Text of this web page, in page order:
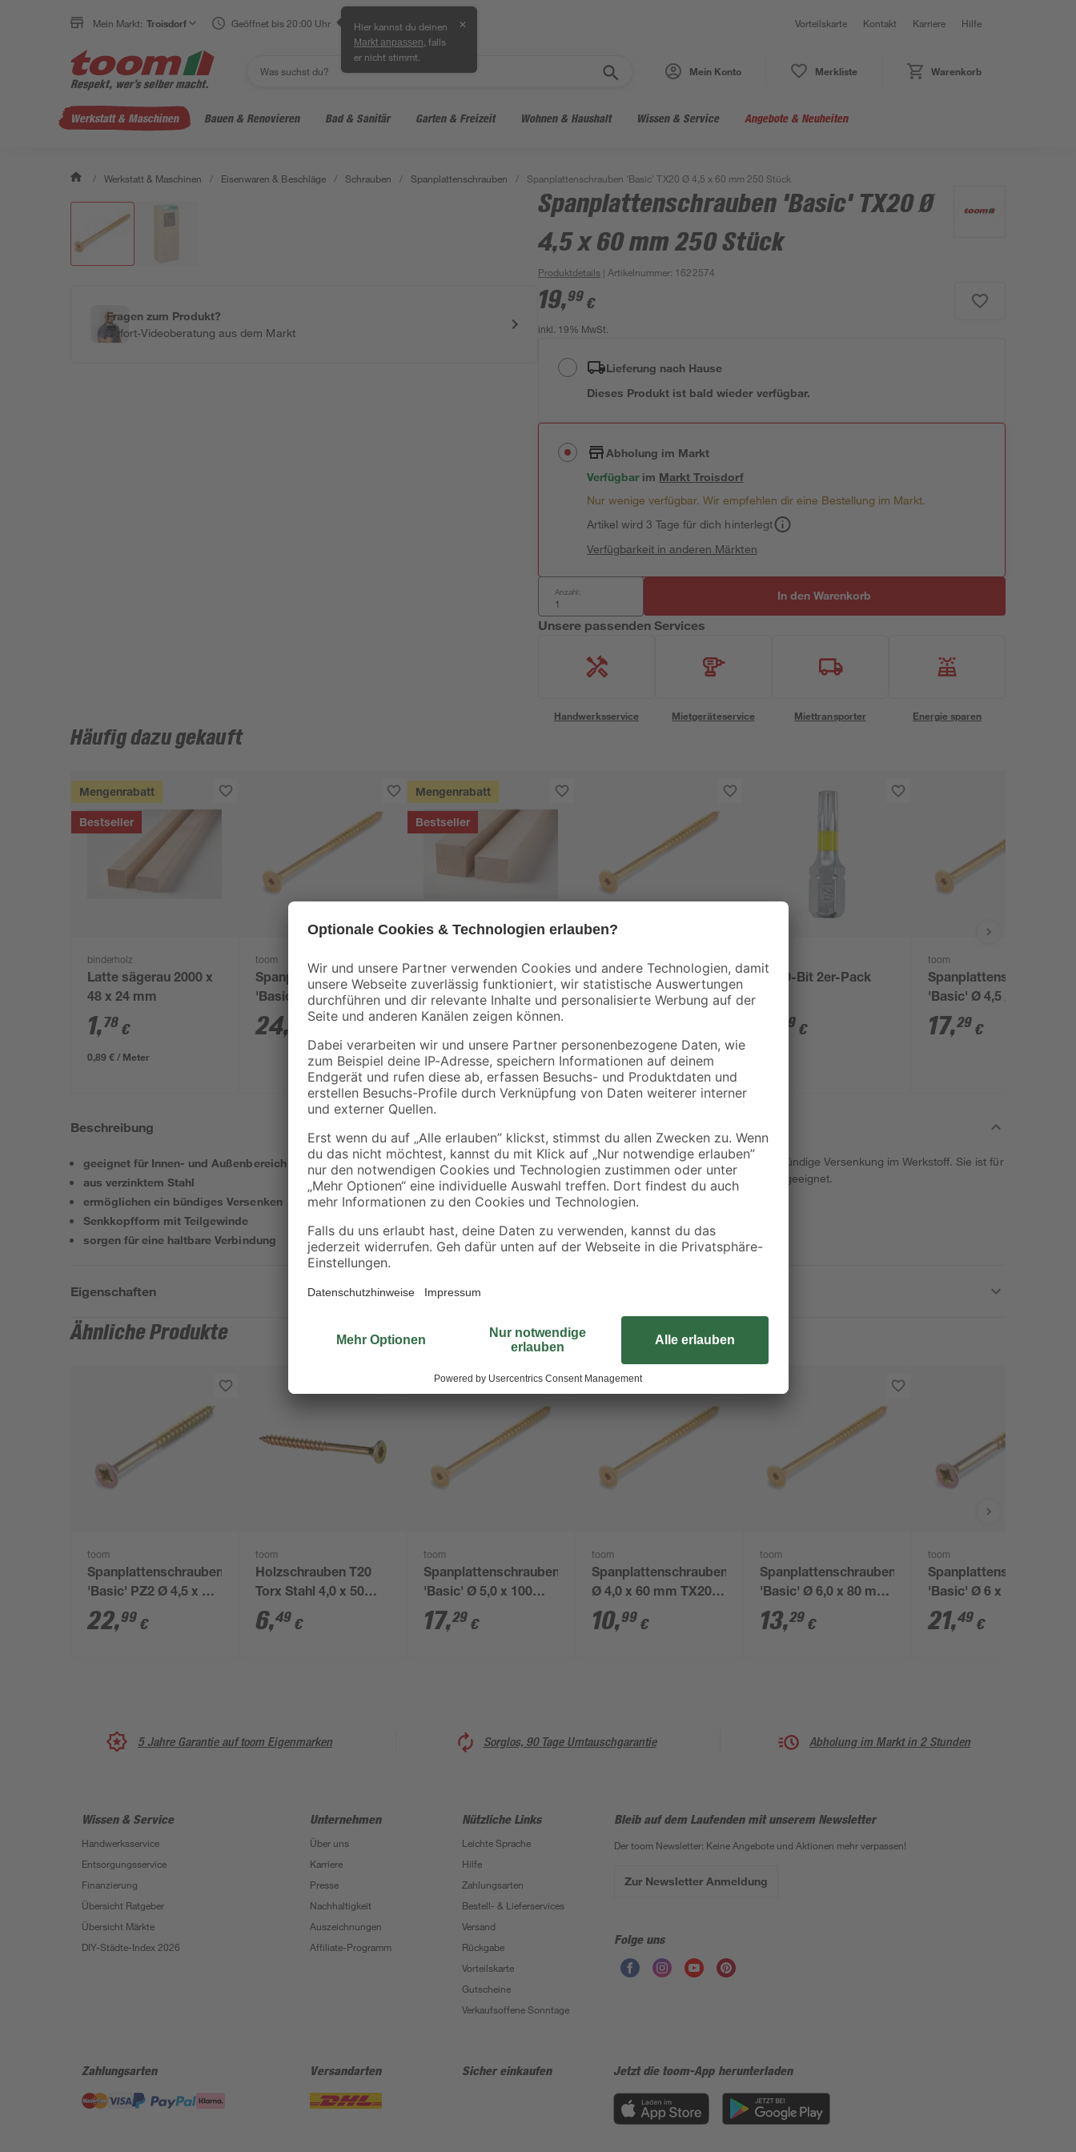
Mein Markt: Troisdorf Geöffnet bis 20:00 Uhr Hier kannst du deinen
Markt anpassen , falls
er nicht stimmt.
✕ Vorteilskarte Kontakt Karriere Hilfe
Mein Konto Merkliste Warenkorb
Werkstatt & Maschinen Bauen & Renovieren Bad & Sanitär Garten & Freizeit Wohnen & Haushalt Wissen & Service Angebote & Neuheiten
/ Werkstatt & Maschinen / Eisenwaren & Beschläge / Schrauben / Spanplattenschrauben / Spanplattenschrauben 'Basic' TX20 Ø 4,5 x 60 mm 250 Stück
Fragen zum Produkt?
Sofort-Videoberatung aus dem Markt
Spanplattenschrauben 'Basic' TX20 Ø
4,5 x 60 mm 250 Stück
Produktdetails | Artikelnummer: 1622574
19,99 €
inkl. 19% MwSt.
Lieferung nach Hause
Dieses Produkt ist bald wieder verfügbar.
Abholung im Markt
Verfügbar im MarktTroisdorf
Nur wenige verfügbar. Wir empfehlen dir eine Bestellung im Markt.
Artikel wird 3 Tage für dich hinterlegt
Verfügbarkeit in anderen Märkten
Anzahl: In den Warenkorb
Unsere passenden Services
Handwerksservice Mietgeräteservice Miettransporter Energie sparen
Häufig dazu gekauft
Mengenrabatt
Bestseller
binderholz
Latte sägerau 2000 x
48 x 24 mm
1,78 €
0,89 € / Meter
toom
Spanplattenschrauben
'Basic' TX20 Ø 4,5 x
50 mm 300 Stück
24,
Mengenrabatt
Bestseller
Rahmen sägerau
2000 x 58 x 38 mm
3,98
1,99 € / Meter
Spanplattenschrauben
'Basic' Ø 4,5 x 80 mm
TX20-Bit 2er-Pack
99 €
toom
Spanplattenschrauben
'Basic' Ø 4,5 x 70 mm
TX20 100 Stück
17,29 €
Beschreibung
geeignet für Innen- und Außenbereich
aus verzinktem Stahl
ermöglichen ein bündiges Versenken
Senkkopfform mit Teilgewinde
sorgen für eine haltbare Verbindung
Die Senkkopfschraube ermöglicht eine flächenbündige Versenkung im Werkstoff. Sie ist für
Holzverbindungen im Innen- und Außenbereich geeignet.
Eigenschaften
Ähnliche Produkte
toom
Spanplattenschrauben
'Basic' PZ2 Ø 4,5 x 60
mm 250 Stück
22,99 €
toom
Holzschrauben T20
Torx Stahl 4,0 x 50
mm 50 Stück
6,49 €
toom
Spanplattenschrauben
'Basic' Ø 5,0 x 100
mm TX 25 50 Stück
17,29 €
toom
Spanplattenschrauben
Ø 4,0 x 60 mm TX20
100 Stück
10,99 €
toom
Spanplattenschrauben
'Basic' Ø 6,0 x 80 mm
TX25 50 Stück
13,29 €
toom
Spanplattenschrauben
'Basic' Ø 6 x 110 mm
PZ3 100 Stück
21,49 €
5 Jahre Garantie auf toom Eigenmarken Sorglos, 90 Tage Umtauschgarantie Abholung im Markt in 2 Stunden
Wissen & Service
Handwerksservice
Entsorgungsservice
Finanzierung
Übersicht Ratgeber
Übersicht Märkte
DIY-Städte-Index 2026
Unternehmen
Über uns
Karriere
Presse
Nachhaltigkeit
Auszeichnungen
Affiliate-Programm
Nützliche Links
Leichte Sprache
Hilfe
Zahlungsarten
Bestell- & Lieferservices
Versand
Rückgabe
Vorteilskarte
Gutscheine
Verkaufsoffene Sonntage
Bleib auf dem Laufenden mit unserem Newsletter
Der toom Newsletter: Keine Angebote und Aktionen mehr verpassen!
Zur Newsletter Anmeldung
Folge uns
Zahlungsarten Versandarten Sicher einkaufen Jetzt die toom-App herunterladen